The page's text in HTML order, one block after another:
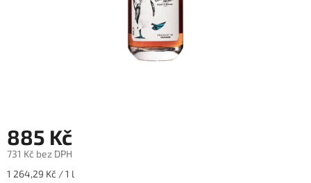
885 Kč
731 Kč bez DPH
Měrná
1 264,29 Kč / 1 l